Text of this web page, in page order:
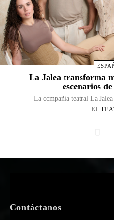
La Jalea transforma
escenarios
La compañía teatral La
EL
Contáctanos